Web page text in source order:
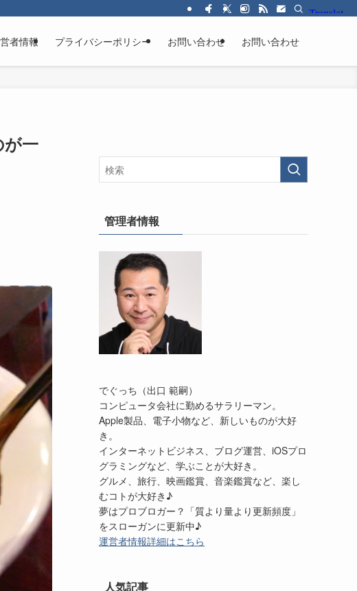
者情報 プライバシーポリシー お問い合わせ お問い合わせ
が一
管理者情報
でぐっち（出口 範嗣）
コンピュータ会社に勤めるサラリーマン。
Apple製品、電子小物など、新しいものが大好
き。
インターネットビジネス、ブログ運営、iOSプロ
グラミングなど、学ぶことが大好き。
グルメ、旅行、映画鑑賞、音楽鑑賞など、楽し
むコトが大好き♪
夢はプロブロガー？「質より量より更新頻度」
をスローガンに更新中♪
運営者情報詳細はこちら
人気記事